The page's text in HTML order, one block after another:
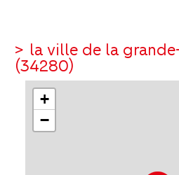
> la ville de la
(34280)
+
−